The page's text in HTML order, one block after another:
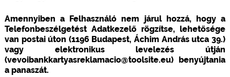
Amennyiben a Felhasználó nem járul hozzá, hogy a
Telefonbeszélgetést Adatkezelő rögzítse, lehetősége
van postai úton (1196 Budapest, Áchim András utca 39.)
vagy elektronikus levelezés útján
(vevoibankkartyasreklamacio@toolsite.eu) benyújtania
a panaszát.